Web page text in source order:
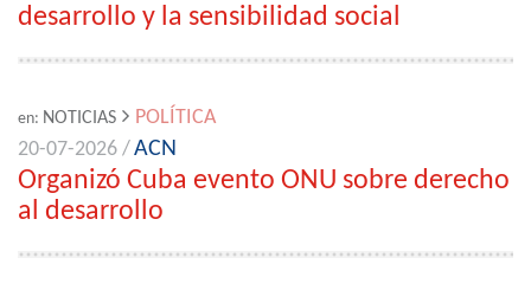
desarrollo y la sensibilidad social
en: NOTICIAS
POLÍTICA
20-07-2026 /ACN
Organizó Cuba evento ONU sobre derecho
al desarrollo